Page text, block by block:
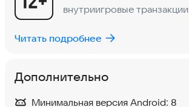
внутриигровые транзакции
Читать подробнее
Дополнительно
Минимальная версия Android: 8